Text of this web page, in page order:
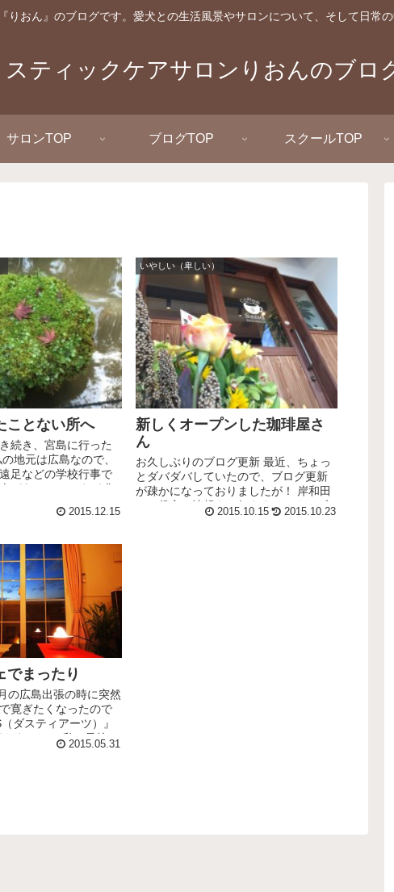
りおん』のブログです。愛犬との生活風景やサロンについて、そして日常
スティックケアサロンりおんのブロ
サロンTOP ブログTOP スクールTOP
ことない所へ
続き、宮島に行った
地元は広島なので、
足などの学校行事で
があったのですが 集
今回は今まで行ったこ
2015.12.15
いやしい（卑しい）
新しくオープンした珈琲屋さ
ん
お久しぶりのブログ更新 最近、ちょっ
とダバダバしていたので、ブログ更新
が疎かになっておりましたが！ 岸和田
のお役立ち情報をお伝えするべく、ブ
ログ更新の為に筆を執ったわけです♪ 皆
2015.10.15 2015.10.23
でまったり
の広島出張の時に突然
寛ぎたくなったので
ダスティアーツ）』
きました。 私の母校で
古市高等学校』の近
2015.05.31